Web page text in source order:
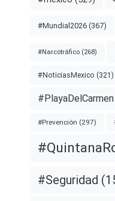
#Mundial2026 (367)
#Narcotráfico (268)
#NoticiasMexico (321)
#PlayaDelCarmen
#Prevención (297)
#Seguridad